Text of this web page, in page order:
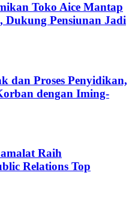
Toko Aice Mantap
Dukung Pensiunan Jadi
dan Proses Penyidikan,
dengan Iming-
Raih
Relations Top